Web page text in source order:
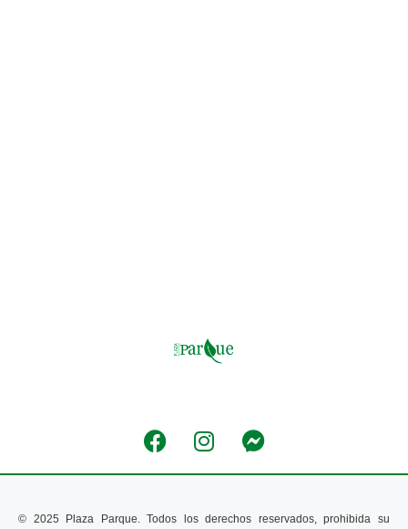
© 2025 Plaza Parque. Todos los derechos reservados, prohibida su